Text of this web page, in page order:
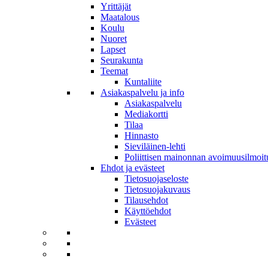
Yrittäjät
Maatalous
Koulu
Nuoret
Lapset
Seurakunta
Teemat
Kuntaliite
Asiakaspalvelu ja info
Asiakaspalvelu
Mediakortti
Tilaa
Hinnasto
Sieviläinen-lehti
Poliittisen mainonnan
Ehdot ja evästeet
Tietosuojaseloste
Tietosuojakuvaus
Tilausehdot
Käyttöehdot
Evästeet